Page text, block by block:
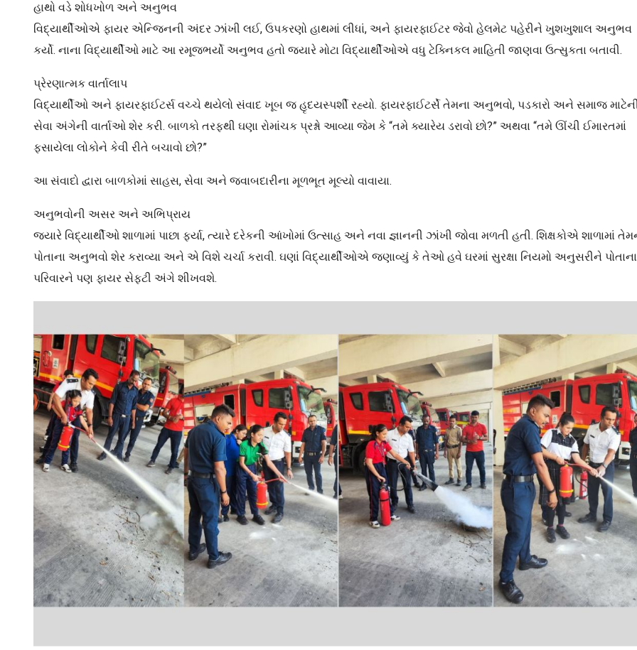
હાથો વડે શોધખોળ અને અનુભવ
વિદ્યાર્થીઓએ ફાયર એન્જિનની અંદર ઝાંખી લઈ, ઉપકરણો હાથમાં લીધાં, અને ફાયરફાઈટર જેવો હેલમેટ પહેરીને ખુશખુશાલ અનુભવ
કર્યો. નાના વિદ્યાર્થીઓ માટે આ રમૂજભર્યો અનુભવ હતો જ્યારે મોટા વિદ્યાર્થીઓએ વધુ ટેક્નિકલ માહિતી જાણવા ઉત્સુકતા બતાવી.
પ્રેરણાત્મક વાર્તાલાપ
વિદ્યાર્થીઓ અને ફાયરફાઈટર્સ વચ્ચે થયેલો સંવાદ ખૂબ જ હૃદયસ્પર્શી રહ્યો. ફાયરફાઈટર્સે તેમના અનુભવો, પડકારો અને સમાજ
સેવા અંગેની વાર્તાઓ શેર કરી. બાળકો તરફથી ઘણા રોમાંચક પ્રશ્નો આવ્યા જેમ કે “તમે ક્યારેય ડરાવો છો?” અથવા “તમે ઊંચી ઈમારતમાં
ફસાયેલા લોકોને કેવી રીતે બચાવો છો?”
આ સંવાદો દ્વારા બાળકોમાં સાહસ, સેવા અને જવાબદારીના મૂળભૂત મૂલ્યો વાવાયા.
અનુભવોની અસર અને અભિપ્રાય
જ્યારે વિદ્યાર્થીઓ શાળામાં પાછા ફર્યા, ત્યારે દરેકની આંખોમાં ઉત્સાહ અને નવા જ્ઞાનની ઝાંખી જોવા મળતી હતી. શિક્ષકોએ શાળામાં
પોતાના અનુભવો શેર કરાવ્યા અને એ વિશે ચર્ચા કરાવી. ઘણાં વિદ્યાર્થીઓએ જણાવ્યું કે તેઓ હવે ઘરમાં સુરક્ષા નિયમો અનુસરીને પોતાના
પરિવારને પણ ફાયર સેફ્ટી અંગે શીખવશે.